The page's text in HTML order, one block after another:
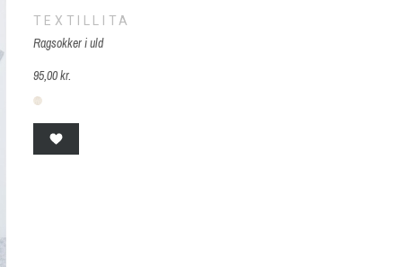
TEXTILLITA
Ragsokker i uld
95,00 kr.
V01-hvid